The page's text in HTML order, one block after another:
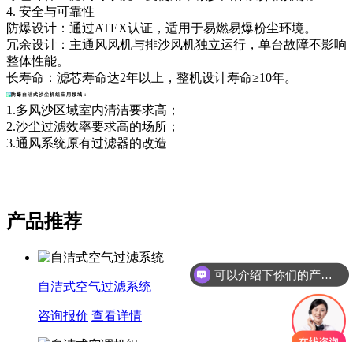
4. 安全与可靠性
防爆设计：通过ATEX认证，适用于易燃易爆粉尘环境。
冗余设计：主通风风机与排沙风机独立运行，单台故障不影响
整体性能。
长寿命：滤芯寿命达2年以上，整机设计寿命≥10年。
防爆自洁式沙尘机组 应用领域：
1.多风沙区域室内清洁要求高；
2.沙尘过滤效率要求高的场所；
3.通风系统原有过滤器的改造
产品推荐
自洁式空气过滤系统
咨询报价 查看详情
可以介绍下你们的产品么